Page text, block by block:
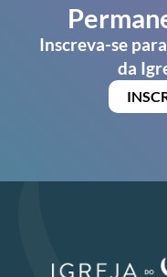
Inscreva-se
da